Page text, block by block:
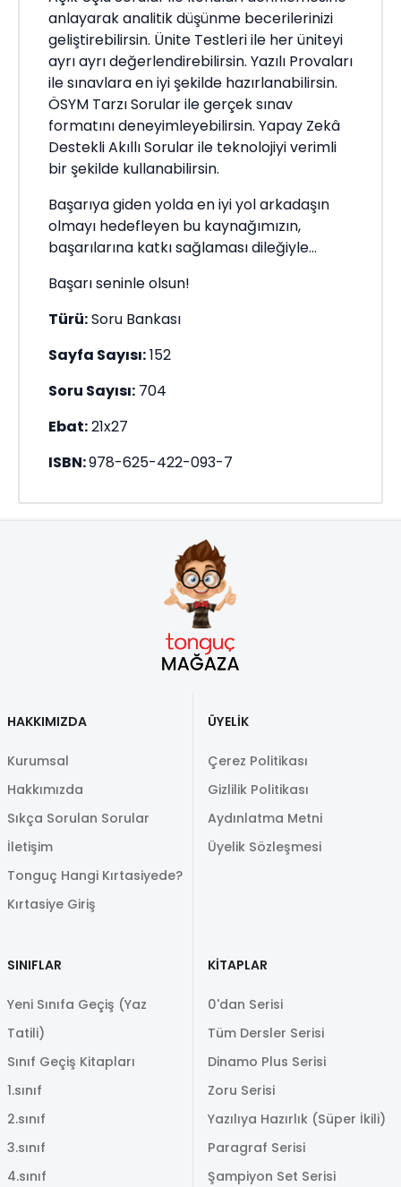
anlayarak analitik düşünme becerilerinizi
geliştirebilirsin. Ünite Testleri ile her üniteyi
ayrı ayrı değerlendirebilirsin. Yazılı Provaları
ile sınavlara en iyi şekilde hazırlanabilirsin.
ÖSYM Tarzı Sorular ile gerçek sınav
formatını deneyimleyebilirsin. Yapay Zekâ
Destekli Akıllı Sorular ile teknolojiyi verimli
bir şekilde kullanabilirsin.
Başarıya giden yolda en iyi yol arkadaşın
olmayı hedefleyen bu kaynağımızın,
başarılarına katkı sağlaması dileğiyle...
Başarı seninle olsun!
Türü:Soru Bankası
Sayfa Sayısı:152
Soru Sayısı: 704
Ebat:21x27
ISBN:978-625-422-093-7
HAKKIMIZDA
Kurumsal
Hakkımızda
Sıkça Sorulan Sorular
İletişim
Tonguç Hangi Kırtasiyede?
Kırtasiye Giriş
ÜYELİK
Çerez Politikası
Gizlilik Politikası
Aydınlatma Metni
Üyelik Sözleşmesi
SINIFLAR
Yeni Sınıfa Geçiş (Yaz
Tatili)
Sınıf Geçiş Kitapları
1.sınıf
2.sınıf
3.sınıf
4.sınıf
KİTAPLAR
0'dan Serisi
Tüm Dersler Serisi
Dinamo Plus Serisi
Zoru Serisi
Yazılıya Hazırlık (Süper İkili)
Paragraf Serisi
Şampiyon Set Serisi